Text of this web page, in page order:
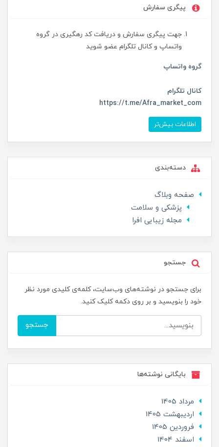
پیگری سفارش
جهت پیگری سفارش و دریافت کد رهگیری در گروه
واتساپ و کانال تلگرام عضو شوید
گروه واتساپ
کانال تلگرام
https://t.me/Afra_market_com
اطلاعات بیش‌تر
دسته‌بندی
صفحه وبلاگ
پزشکی و سلامت
مجله زیبایی افرا
جستجو
برای جستجو در نوشته‌های وب‌سایت، کلمه‌ی کلیدی مورد نظر
خود را بنویسید و بر روی دکمه کلیک کنید.
جستجو
بایگانی نوشته‌ها
مرداد 1405
ارديبهشت 1405
فروردین 1405
اسفند 1404